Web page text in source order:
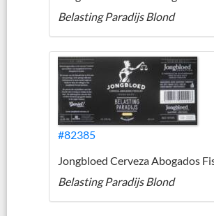
Belasting Paradijs Blond
#82385
Jongbloed Cerveza Abogados
Belasting Paradijs Blond